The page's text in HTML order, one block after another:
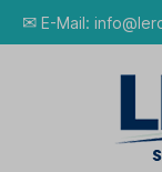
✉ E-Mail: